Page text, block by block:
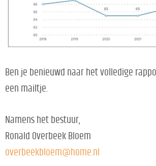
Ben je benieuwd naar het volledige
een mailtje.
Namens het bestuur,
Ronald Overbeek Bloem
overbeekbloem@home.nl